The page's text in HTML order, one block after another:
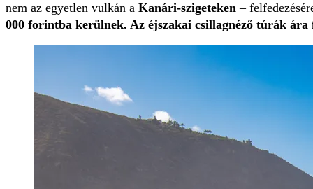
nem az egyetlen vulkán a Kanári-szigeteken –
000 forintba kerülnek. Az éjszakai csillagnéző túrák